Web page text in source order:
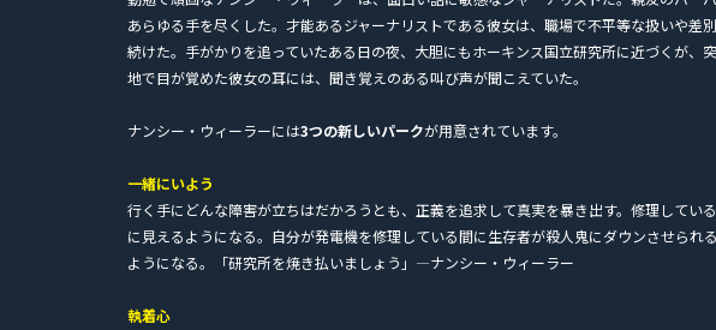
あらゆる手を尽くした。才能あるジャーナリストである彼女は、職場で不平等な扱いや差
続けた。手がかりを追っていたある日の夜、大胆にもホーキンス国立研究所に近づくが、
地で目が覚めた彼女の耳には、聞き覚えのある叫び声が聞こえていた。
ナンシー・ウィーラーには3つの新しいパークが用意されています。
一緒にいよう
行く手にどんな障害が立ちはだかろうとも、正義を追求して真実を暴き出す。修理してい
に見えるようになる。自分が発電機を修理している間に生存者が殺人鬼にダウンさせられ
ようになる。「研究所を焼き払いましょう」―ナンシー・ウィーラー
執着心